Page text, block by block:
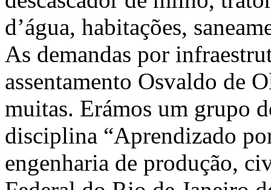
d’água, habitações,
As demandas por
assentamento Osvaldo de
muitas. Erámos um grupo
disciplina “Aprendizado
engenharia de produção,